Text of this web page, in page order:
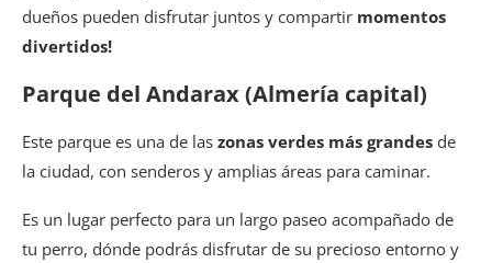
dueños pueden disfrutar juntos y compartir momentos
divertidos!
Parque del Andarax (Almería capital)
Este parque es una de las zonas verdes más grandes de
la ciudad, con senderos y amplias áreas para caminar.
Es un lugar perfecto para un largo paseo acompañado de
tu perro, dónde podrás disfrutar de su precioso entorno y